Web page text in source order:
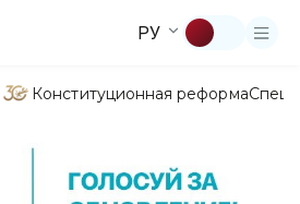
РУ
Конституционная реформа